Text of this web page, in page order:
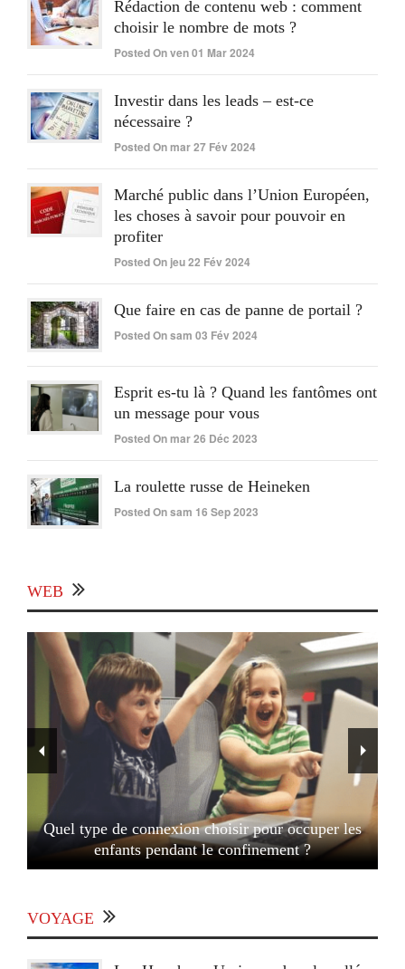
Rédaction de contenu web : comment
choisir le nombre de mots ?
Posted On ven 01 Mar 2024
Investir dans les leads – est-ce
nécessaire ?
Posted On mar 27 Fév 2024
Marché public dans l’Union Européen,
les choses à savoir pour pouvoir en
profiter
Posted On jeu 22 Fév 2024
Que faire en cas de panne de portail ?
Posted On sam 03 Fév 2024
Esprit es-tu là ? Quand les fantômes ont
un message pour vous
Posted On mar 26 Déc 2023
La roulette russe de Heineken
Posted On sam 16 Sep 2023
WEB
Quel type de connexion choisir pour occuper les
enfants pendant le confinement ?
VOYAGE